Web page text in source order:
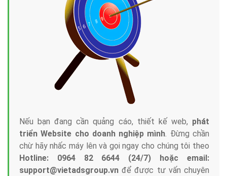
Nếu bạn đang cần quảng cáo, thiết kế web, phát
triển Website cho doanh nghiệp mình. Đừng chần
chừ hãy nhấc máy lên và gọi ngay cho chúng tôi theo
Hotline: 0964 82 6644 (24/7) hoặc email:
support@vietadsgroup.vn để được tư vấn chuyên